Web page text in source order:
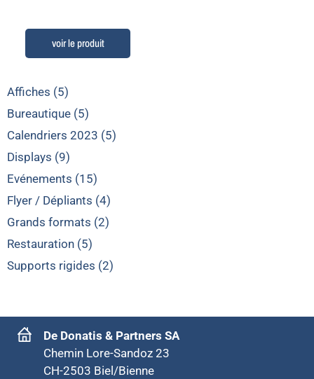
Affiches (5)
Bureautique (5)
Calendriers 2023 (5)
Displays (9)
Evénements (15)
Flyer / Dépliants (4)
Grands formats (2)
Restauration (5)
Supports rigides (2)
De Donatis & Partners SA
Chemin Lore-Sandoz 23
CH-2503 Biel/Bienne